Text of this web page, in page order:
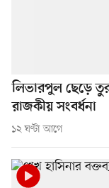
লিভারপুল ছেড়ে
রাজকীয় সংবর্ধনা
১২ ঘণ্টা আগে